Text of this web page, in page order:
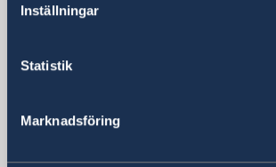
Inställningar
Statistik
Marknadsföring
Sveriges ambassad
Pakistan, Islamabad